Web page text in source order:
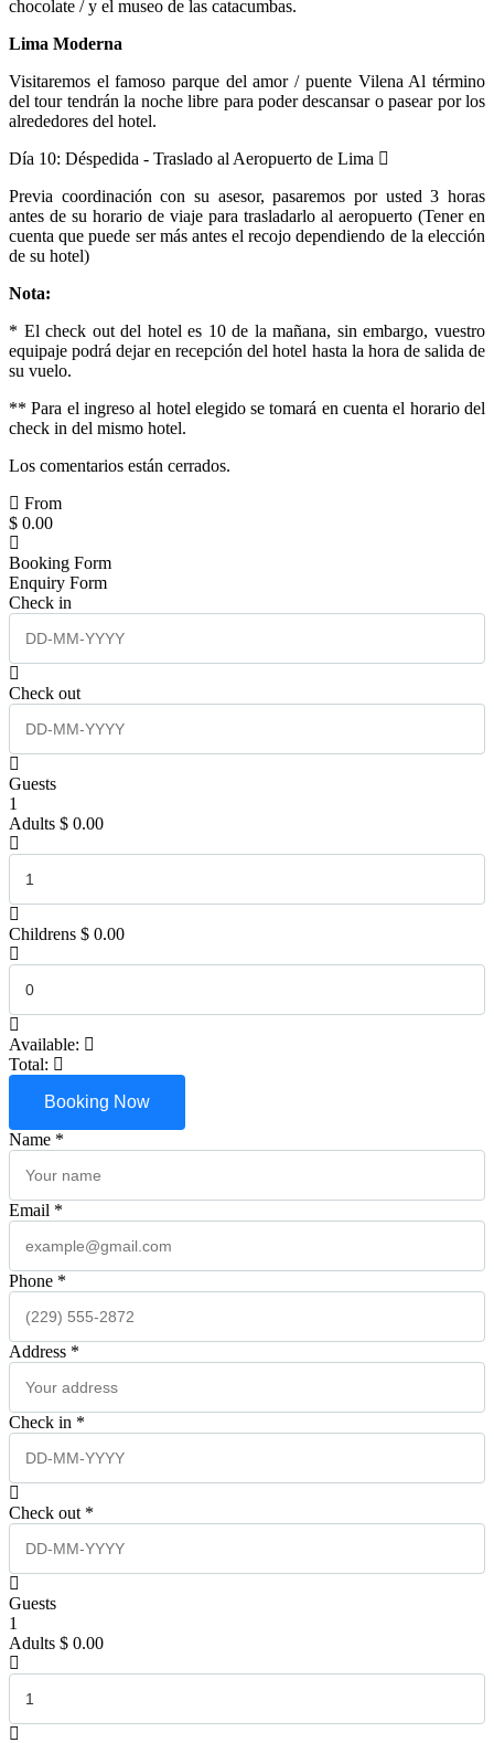
chocolate / y el museo de las catacumbas.
Lima Moderna
Visitaremos el famoso parque del amor / puente Vilena Al término
del tour tendrán la noche libre para poder descansar o pasear por los
alrededores del hotel.
Día 10: Déspedida - Traslado al Aeropuerto de Lima
Previa coordinación con su asesor, pasaremos por usted 3 horas
antes de su horario de viaje para trasladarlo al aeropuerto (Tener en
cuenta que puede ser más antes el recojo dependiendo de la elección
de su hotel)
Nota:
* El check out del hotel es 10 de la mañana, sin embargo, vuestro
equipaje podrá dejar en recepción del hotel hasta la hora de salida de
su vuelo.
** Para el ingreso al hotel elegido se tomará en cuenta el horario del
check in del mismo hotel.
Los comentarios están cerrados.
From
$ 0.00
Booking Form
Enquiry Form
Check in
Check out
Guests
1
Adults $ 0.00
Childrens $ 0.00
Available:
Total:
Booking Now
Name *
Email *
Phone *
Address *
Check in *
Check out *
Guests
1
Adults $ 0.00